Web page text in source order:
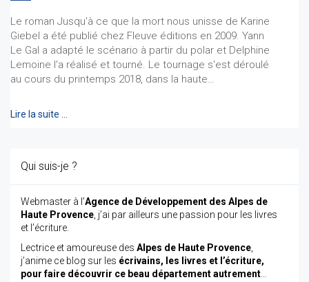
Le roman Jusqu'à ce que la mort nous unisse de Karine
Giebel a été publié chez Fleuve éditions en 2009. Yann
Le Gal a adapté le scénario à partir du polar et Delphine
Lemoine l'a réalisé et tourné. Le tournage s'est déroulé
au cours du printemps 2018, dans la haute…
Lire la suite …
Qui suis-je ?
Webmaster à l’Agence de Développement des Alpes de
Haute Provence, j’ai par ailleurs une passion pour les livres
et l’écriture.
Lectrice et amoureuse des Alpes de Haute Provence,
j’anime ce blog sur les écrivains, les livres et l’écriture,
pour faire découvrir ce beau département autrement…